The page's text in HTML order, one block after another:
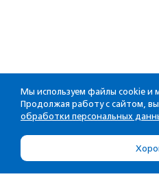
Мы используем файлы cookie и
Продолжая работу с сайтом, вы
обработки персональных